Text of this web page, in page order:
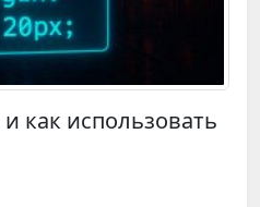
и как использовать